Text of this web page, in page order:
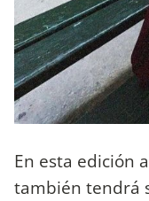
En esta edición
también tendrá